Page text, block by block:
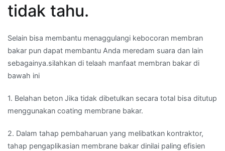
tidak tahu.
Selain bisa membantu menaggulangi kebocoran membran
bakar pun dapat membantu Anda meredam suara dan lain
sebagainya.silahkan di telaah manfaat membran bakar di
bawah ini
1. Belahan beton Jika tidak dibetulkan secara total bisa ditutup
menggunakan coating membrane bakar.
2. Dalam tahap pembaharuan yang melibatkan kontraktor,
tahap pengaplikasian membrane bakar dinilai paling efisien